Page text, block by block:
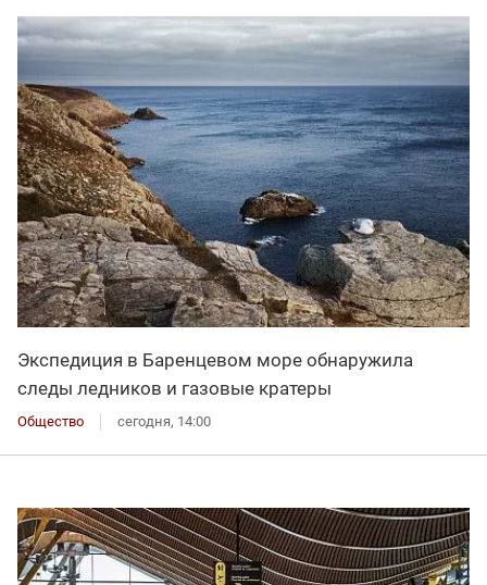
Экспедиция в Баренцевом море обнаружила
следы ледников и газовые кратеры
Общество сегодня, 14:00